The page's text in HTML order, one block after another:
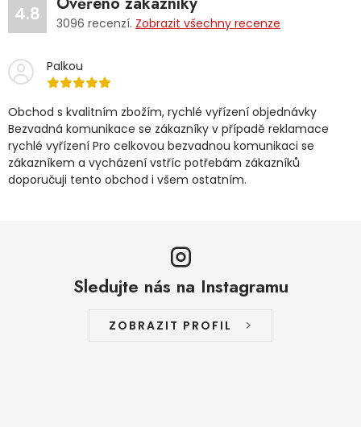
4.8 3096 recenzí. Zobrazit všechny recenze
Palkou
Obchod s kvalitním zbožím, rychlé vyřízení objednávky
Bezvadná komunikace se zákazníky v případě reklamace
rychlé vyřízení Pro celkovou bezvadnou komunikaci se
zákazníkem a vycházení vstříc potřebám zákazníků
doporučuji tento obchod i všem ostatním.
Sledujte nás na Instagramu
ZOBRAZIT PROFIL